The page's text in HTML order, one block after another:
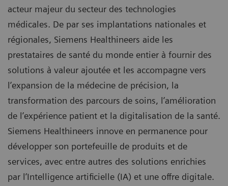
acteur majeur du secteur des technologies
médicales. De par ses implantations nationales et
régionales, Siemens Healthineers aide les
prestataires de santé du monde entier à fournir des
solutions à valeur ajoutée et les accompagne vers
l’expansion de la médecine de précision, la
transformation des parcours de soins, l’amélioration
de l’expérience patient et la digitalisation de la santé.
Siemens Healthineers innove en permanence pour
développer son portefeuille de produits et de
services, avec entre autres des solutions enrichies
par l’Intelligence artificielle (IA) et une offre digitale.